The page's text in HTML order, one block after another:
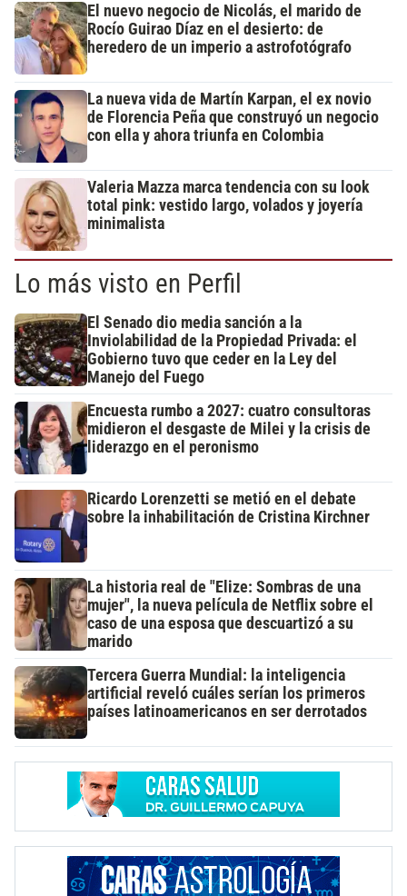
El nuevo negocio de Nicolás, el marido de
Rocío Guirao Díaz en el desierto: de
heredero de un imperio a astrofotógrafo
La nueva vida de Martín Karpan, el ex novio
de Florencia Peña que construyó un negocio
con ella y ahora triunfa en Colombia
Valeria Mazza marca tendencia con su look
total pink: vestido largo, volados y joyería
minimalista
Lo más visto en Perfil
El Senado dio media sanción a la
Inviolabilidad de la Propiedad Privada: el
Gobierno tuvo que ceder en la Ley del
Manejo del Fuego
Encuesta rumbo a 2027: cuatro consultoras
midieron el desgaste de Milei y la crisis de
liderazgo en el peronismo
Ricardo Lorenzetti se metió en el debate
sobre la inhabilitación de Cristina Kirchner
La historia real de "Elize: Sombras de una
mujer", la nueva película de Netflix sobre el
caso de una esposa que descuartizó a su
marido
Tercera Guerra Mundial: la inteligencia
artificial reveló cuáles serían los primeros
países latinoamericanos en ser derrotados